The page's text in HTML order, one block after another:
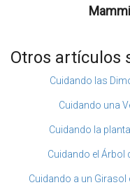
Otros artículos
Cuidando las
Cuidando una
Cuidando la
Cuidando el
Cuidando a un